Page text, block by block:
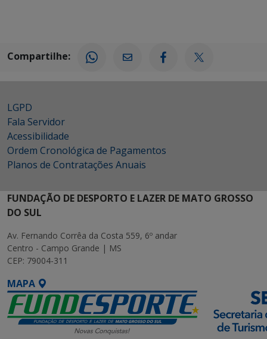
Compartilhe:
LGPD
Fala Servidor
Acessibilidade
Ordem Cronológica de Pagamentos
Planos de Contratações Anuais
FUNDAÇÃO DE DESPORTO E LAZER DE MATO GROSSO
DO SUL
Av. Fernando Corrêa da Costa 559, 6º andar
Centro - Campo Grande | MS
CEP: 79004-311
MAPA